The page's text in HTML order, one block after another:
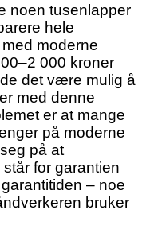
noen tusenlapper
hele
moderne
000 kroner
det være mulig å
med denne
er at mange
på moderne
på at
for garantien
– noe
bruker